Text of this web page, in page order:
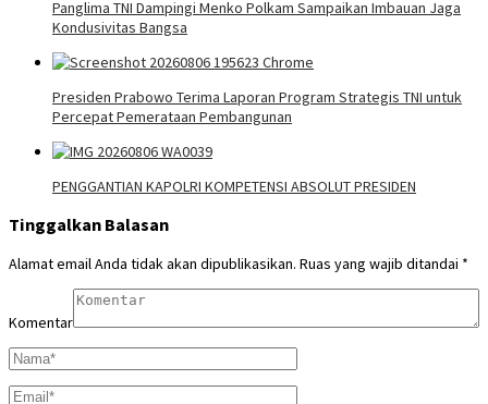
Panglima TNI Dampingi Menko Polkam Sampaikan Imbauan Jaga
Kondusivitas Bangsa
Presiden Prabowo Terima Laporan Program Strategis TNI untuk
Percepat Pemerataan Pembangunan
PENGGANTIAN KAPOLRI KOMPETENSI ABSOLUT PRESIDEN
Tinggalkan Balasan
Alamat email Anda tidak akan dipublikasikan. Ruas yang wajib ditandai *
Komentar